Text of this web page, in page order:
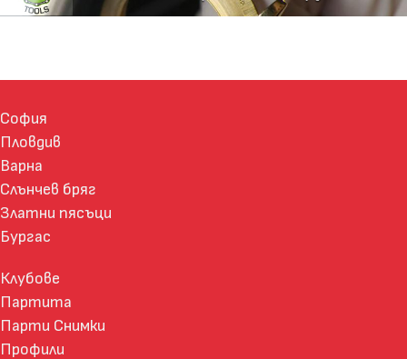
София
Пловдив
Варна
Слънчев бряг
Златни пясъци
Бургас
Клубове
Партита
Парти Снимки
Профили